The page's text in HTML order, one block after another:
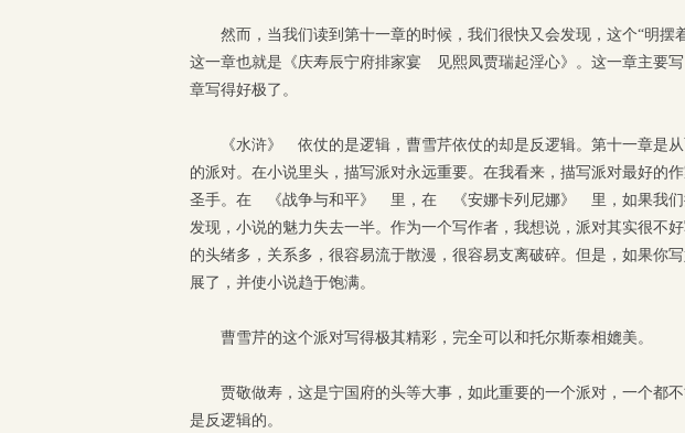
然而，当我们读到第十一章的时候，我们很快又会发现，这个“明摆
这一章也就是《庆寿辰宁府排家宴 见熙凤贾瑞起淫心》。这一章主要
章写得好极了。
《水浒》 依仗的是逻辑，曹雪芹依仗的却是反逻辑。第十一章是
的派对。在小说里头，描写派对永远重要。在我看来，描写派对最好的
圣手。在 《战争与和平》 里，在 《安娜卡列尼娜》 里，如果我们
发现，小说的魅力失去一半。作为一个写作者，我想说，派对其实很不
的头绪多，关系多，很容易流于散漫，很容易支离破碎。但是，如果你
展了，并使小说趋于饱满。
曹雪芹的这个派对写得极其精彩，完全可以和托尔斯泰相媲美。
贾敬做寿，这是宁国府的头等大事，如此重要的一个派对，一个都
是反逻辑的。